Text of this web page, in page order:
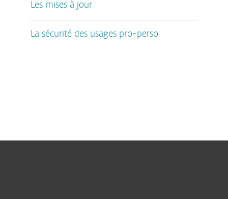
Les mises à jour
La sécurité des usages pro-perso